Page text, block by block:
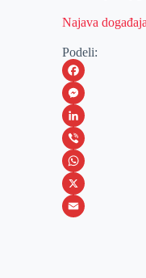
Najava događaja
Podeli:
F
a
c
e
b
o
M
e
s
s
e
L
i
n
k
V
i
b
W
h
X